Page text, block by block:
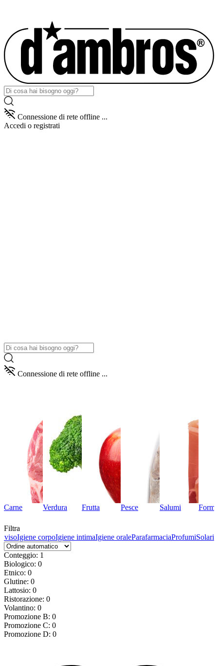
Connessione di rete offline ...
Accedi o registrati
Connessione di rete offline ...
Carne Verdura Frutta Pesce Salumi
Filtra
visoIgiene corpoIgiene intimaIgiene oraleParafarmaciaProfumiSolari
Conteggio: 1
Biologico: 0
Etnico: 0
Glutine: 0
Lattosio: 0
Ristorazione: 0
Volantino: 0
Promozione B: 0
Promozione C: 0
Promozione D: 0